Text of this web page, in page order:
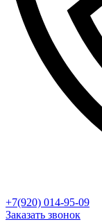
+7(920) 014-95-09
Заказать звонок